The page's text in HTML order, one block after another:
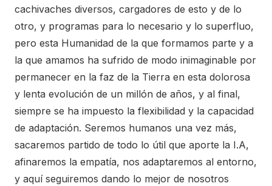
cachivaches diversos, cargadores de esto y de lo
otro, y programas para lo necesario y lo superfluo,
pero esta Humanidad de la que formamos parte y a
la que amamos ha sufrido de modo inimaginable por
permanecer en la faz de la Tierra en esta dolorosa
y lenta evolución de un millón de años, y al final,
siempre se ha impuesto la flexibilidad y la capacidad
de adaptación. Seremos humanos una vez más,
sacaremos partido de todo lo útil que aporte la I.A,
afinaremos la empatía, nos adaptaremos al entorno,
y aquí seguiremos dando lo mejor de nosotros